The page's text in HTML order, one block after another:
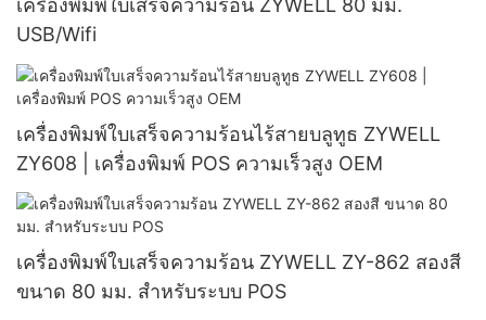
เครื่องพิมพ์ใบเสร็จความร้อน ZYWELL 80 มม.
USB/Wifi
เครื่องพิมพ์ใบเสร็จความร้อนไร้สายบลูทูธ ZYWELL
ZY608 | เครื่องพิมพ์ POS ความเร็วสูง OEM
เครื่องพิมพ์ใบเสร็จความร้อน ZYWELL ZY-862 สองสี
ขนาด 80 มม. สำหรับระบบ POS